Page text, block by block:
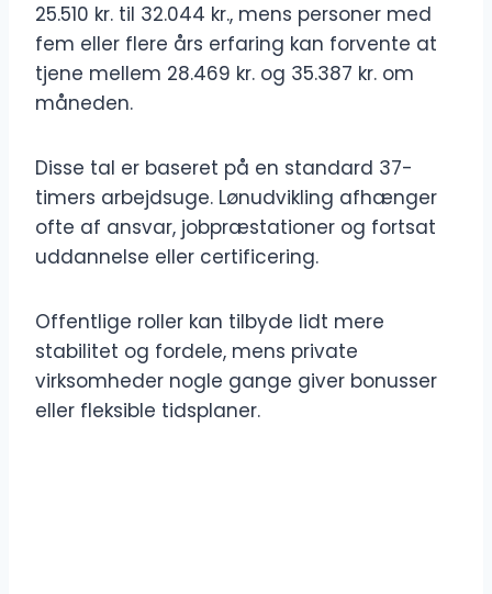
25.510 kr. til 32.044 kr., mens personer med
fem eller flere års erfaring kan forvente at
tjene mellem 28.469 kr. og 35.387 kr. om
måneden.
Disse tal er baseret på en standard 37-
timers arbejdsuge. Lønudvikling afhænger
ofte af ansvar, jobpræstationer og fortsat
uddannelse eller certificering.
Offentlige roller kan tilbyde lidt mere
stabilitet og fordele, mens private
virksomheder nogle gange giver bonusser
eller fleksible tidsplaner.